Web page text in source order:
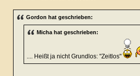
Gordon hat geschrieben:
Micha hat geschrieben:
.... Heißt ja nicht Grundlos: "Zeitlos"